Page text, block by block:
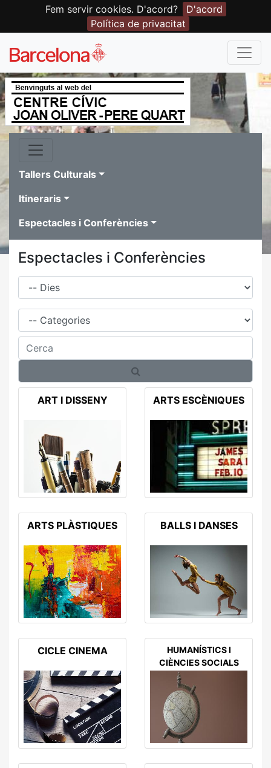
Fem servir cookies. D'acord?
D'acord
Política de privacitat
Tallers Culturals
Itineraris
Espectacles i Conferències
Espectacles i Conferències
Dies
Família
Cerca
ART I DISSENY ARTS ESCÈNIQUES
ARTS PLÀSTIQUES BALLS I DANSES
CICLE CINEMA
HUMANÍSTICS I
CIÈNCIES SOCIALS